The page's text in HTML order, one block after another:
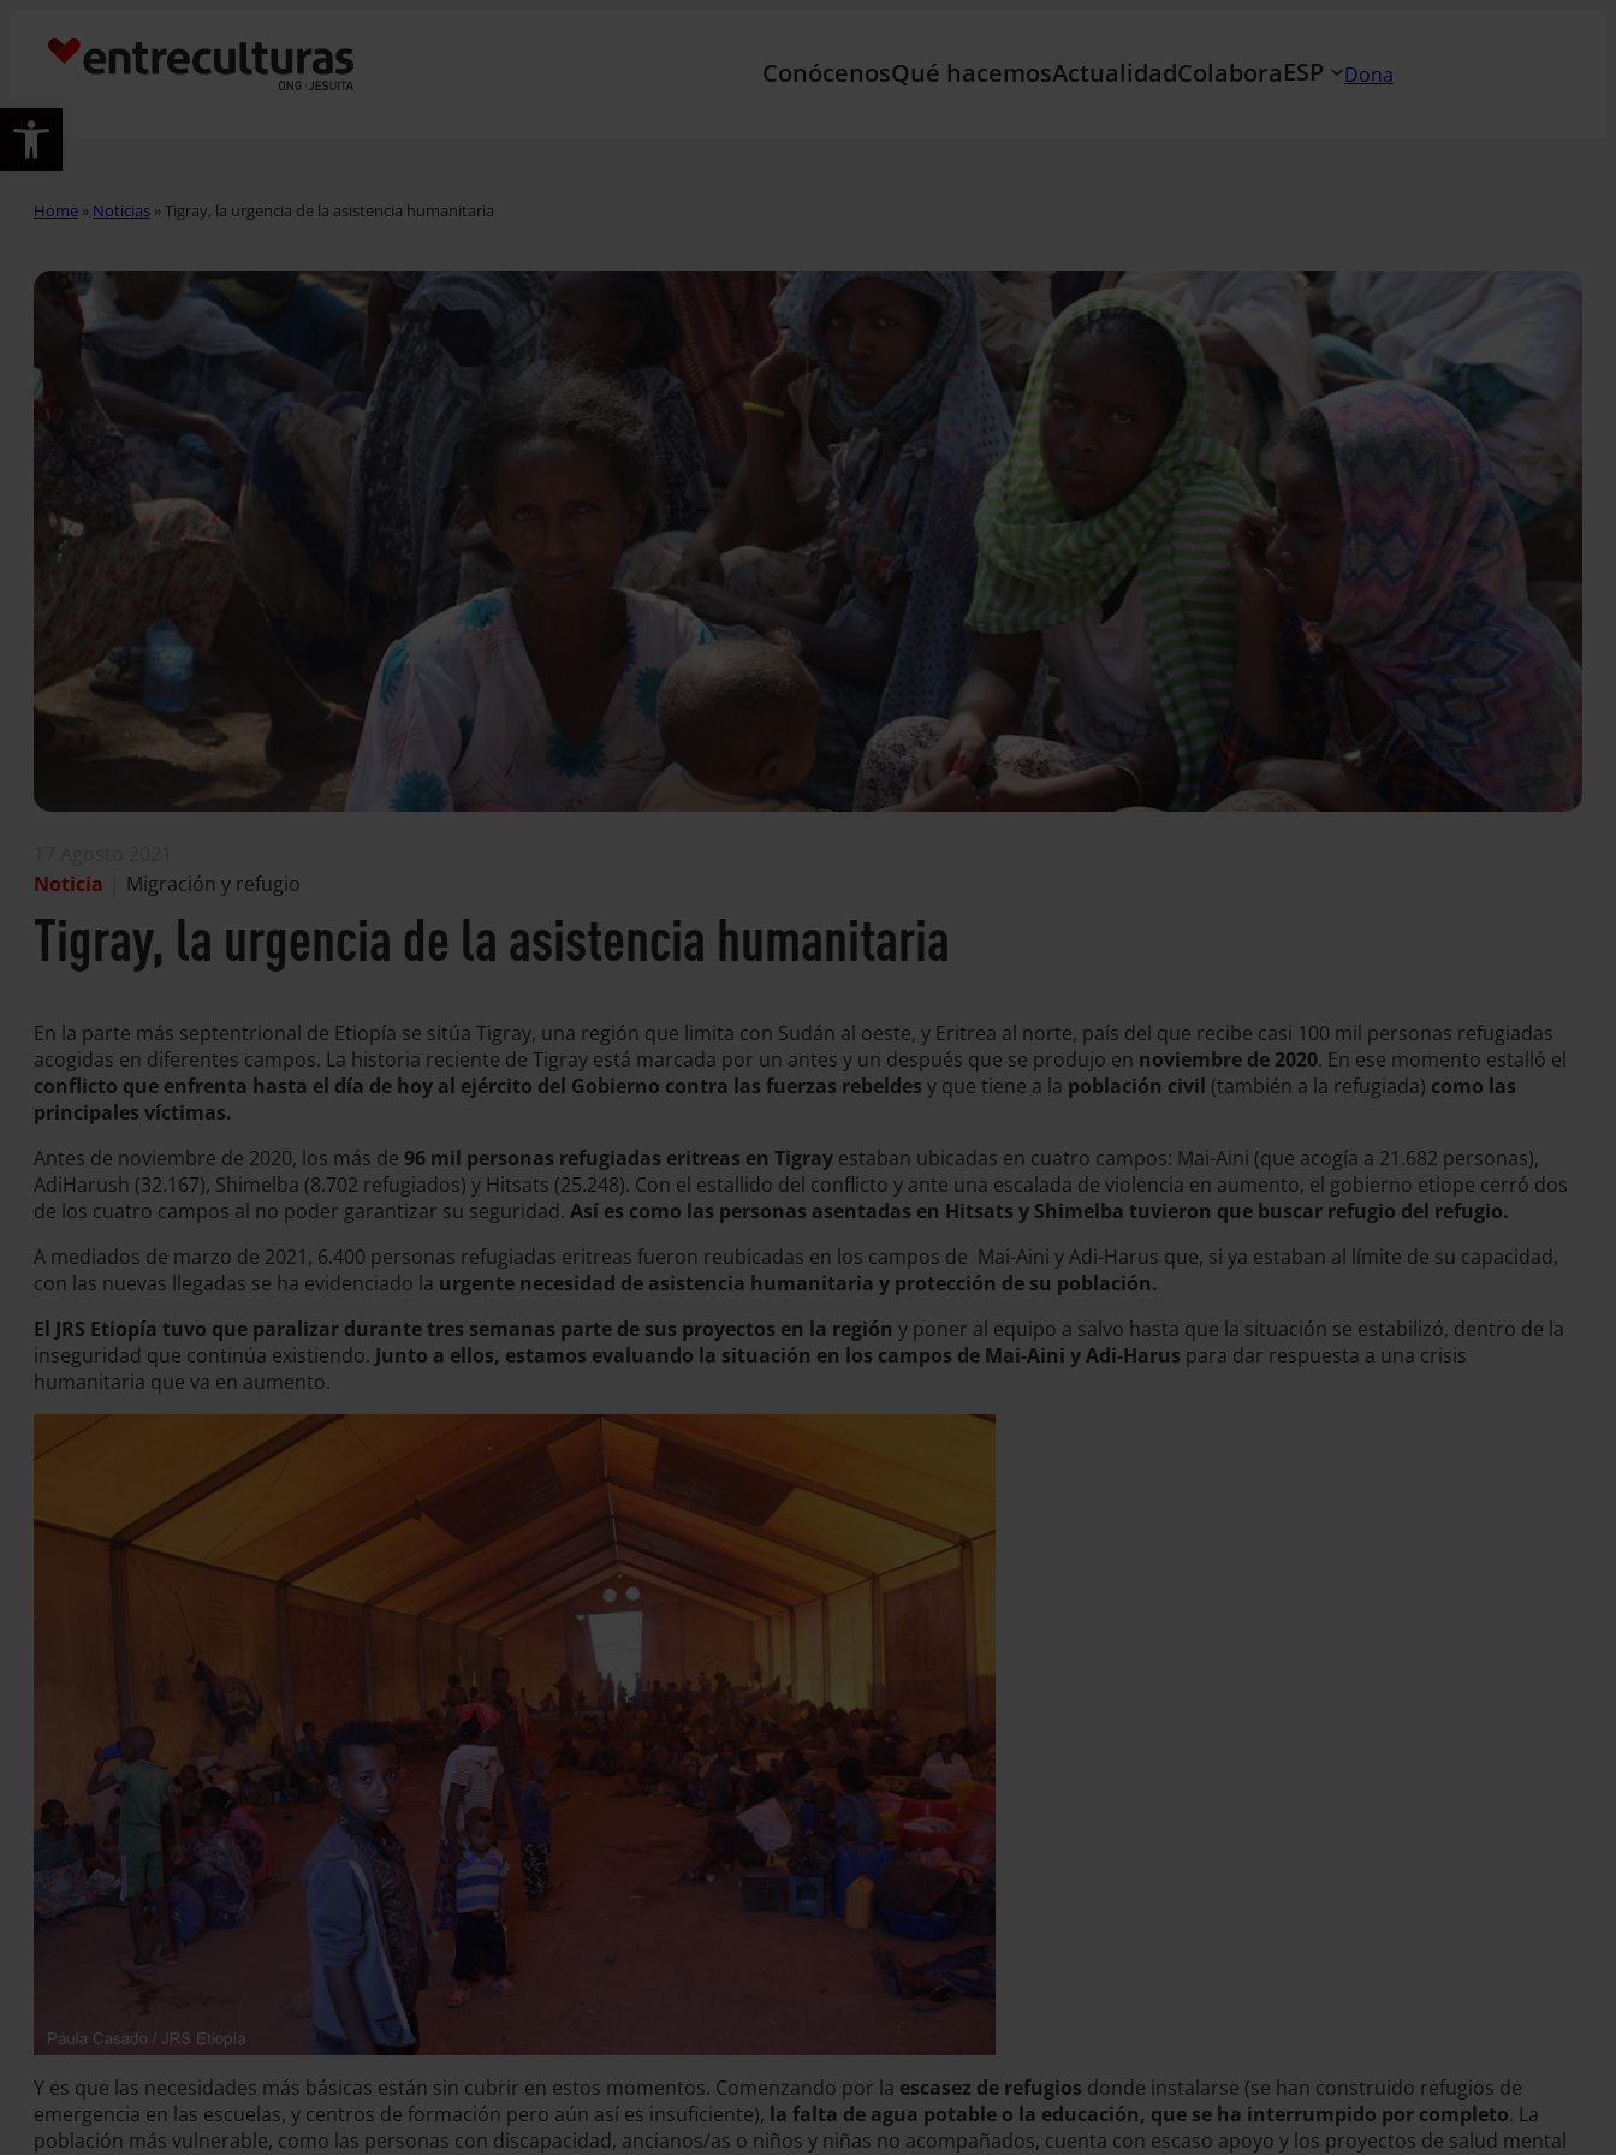
Abrir barra de herramientas
ConócenosQué hacemosActualidadColaboraESP Dona
Home » Noticias »Tigray, la urgencia de la asistencia humanitaria
Noticia
Migración y refugio
Tigray, la urgencia de la asistencia humanitaria
En la parte más septentrional de Etiopía se sitúa Tigray, una región que limita con Sudán al oeste, y Eritrea al norte, país del que recibe casi 100 mil personas refugiadas
acogidas en diferentes campos. La historia reciente de Tigray está marcada por un antes y un después que se produjo en noviembre de 2020. En ese momento estalló el
conflicto que enfrenta hasta el día de hoy al ejército del Gobierno contra las fuerzas rebeldes y que tiene a la población civil (también a la refugiada) como las
principales víctimas.
Antes de noviembre de 2020, los más de 96 mil personas refugiadas eritreas en Tigray estaban ubicadas en cuatro campos: Mai-Aini (que acogía a 21.682 personas),
AdiHarush (32.167), Shimelba (8.702 refugiados) y Hitsats (25.248). Con el estallido del conflicto y ante una escalada de violencia en aumento, el gobierno etiope cerró dos
de los cuatro campos al no poder garantizar su seguridad. Así es como las personas asentadas en Hitsats y Shimelba tuvieron que buscar refugio del refugio.
A mediados de marzo de 2021, 6.400 personas refugiadas eritreas fueron reubicadas en los campos de Mai-Aini y Adi-Harus que, si ya estaban al límite de su capacidad,
con las nuevas llegadas se ha evidenciado la urgente necesidad de asistencia humanitaria y protección de su población.
El JRS Etiopía tuvo que paralizar durante tres semanas parte de sus proyectos en la región y poner al equipo a salvo hasta que la situación se estabilizó, dentro de la
inseguridad que continúa existiendo. Junto a ellos, estamos evaluando la situación en los campos de Mai-Aini y Adi-Harus para dar respuesta a una crisis
humanitaria que va en aumento.
Y es que las necesidades más básicas están sin cubrir en estos momentos. Comenzando por la escasez de refugios donde instalarse (se han construido refugios de
emergencia en las escuelas, y centros de formación pero aún así es insuficiente), la falta de agua potable o la educación, que se ha interrumpido por completo. La
población más vulnerable, como las personas con discapacidad, ancianos/as o niños y niñas no acompañados, cuenta con escaso apoyo y los proyectos de salud mental